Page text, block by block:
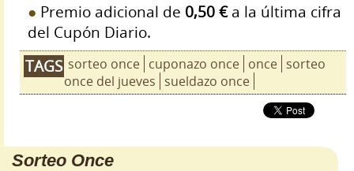
Premio adicional de 0,50 €a la última cifra
del Cupón Diario.
TAGS sorteo once cuponazo once once sorteo
once del jueves sueldazo once
Sorteo Once